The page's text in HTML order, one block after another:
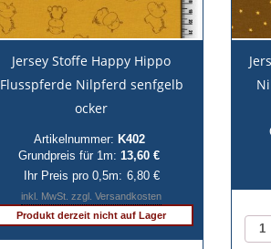
Jersey Stoffe Happy Hippo
Flusspferde Nilpferd senfgelb
ocker
Artikelnummer: K402
Grundpreis für 1m: 13,60 €
Ihr Preis pro 0,5m: 6,80 €
inkl. MwSt. zzgl. Versandkosten
Produkt derzeit nicht auf Lager